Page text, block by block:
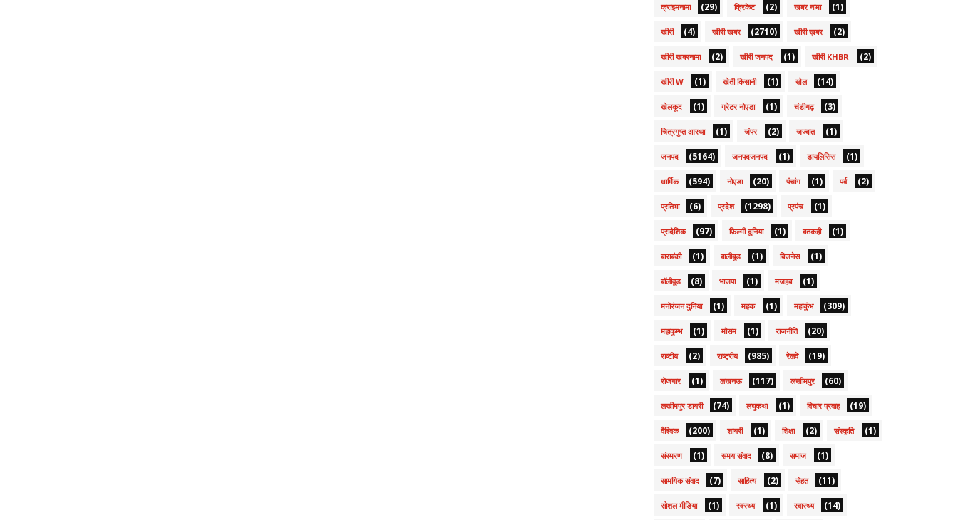
क्राइमनामा (29) क्रिकेट (2) खबर नामा (1)
खीरी (4) खीरी खबर (2710) खीरी ख़बर (2)
खीरी खबरनामा (2) खीरी जनपद (1) खीरी KHBR (2)
खीरी W (1) खेती किसानी (1) खेल (14)
खेलकूद (1) ग्रेटर नोएडा (1) चंडीगढ़ (3)
चित्रगुप्त आस्था (1) जंपर (2) जज्बात (1)
जनपद (5164) जनपदजनपद (1) डायलिसिस (1)
धार्मिक (594) नोएडा (20) पंचांग (1) पर्व (2)
प्रतिभा (6) प्रदेश (1298) प्रपंच (1)
प्रादेशिक (97) फ़िल्मी दुनिया (1) बतकही (1)
बाराबंकी (1) बालीबुड (1) बिजनेस (1)
बॉलीवुड (8) भाजपा (1) मजहब (1)
मनोरंजन दुनिया (1) महक (1) महाकुंभ (309)
महाकुम्भ (1) मौसम (1) राजनीति (20)
राष्टीय (2) राष्ट्रीय (985) रेलवे (19)
रोजगार (1) लखनऊ (117) लखीमपुर (60)
लखीमपुर डायरी (74) लघुकथा (1) विचार प्रवाह (19)
वैश्विक (200) शायरी (1) शिक्षा (2) संस्कृति (1)
संस्मरण (1) समय संवाद (8) समाज (1)
सामयिक संवाद (7) साहित्य (2) सेहत (11)
सोशल मीडिया (1) स्वस्थ्य (1) स्वास्थ्य (14)